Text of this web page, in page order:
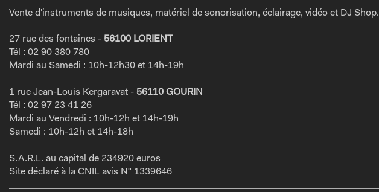
Vente d'instruments de musiques, matériel de sonorisation, éclairage, vidéo et DJ Shop.
27 rue des fontaines - 56100 LORIENT
Tél : 02 90 380 780
Mardi au Samedi : 10h-12h30 et 14h-19h
1 rue Jean-Louis Kergaravat - 56110 GOURIN
Tél : 02 97 23 41 26
Mardi au Vendredi : 10h-12h et 14h-19h
Samedi : 10h-12h et 14h-18h
S.A.R.L. au capital de 234920 euros
Site déclaré à la CNIL avis N° 1339646